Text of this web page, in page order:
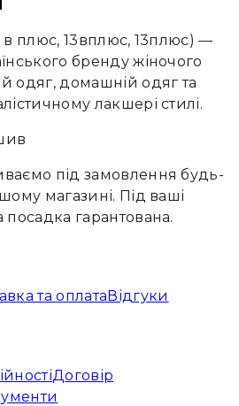
в плюс, 13вплюс, 13плюс) —
бренду жіночого
одяг, домашній одяг та
лакшері стилі.
під замовлення будь-
магазині. Під ваші
гарантована.
та оплата Відгуки
Договір